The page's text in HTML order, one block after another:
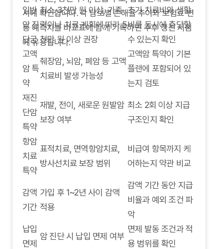
시에 확인합니다. 각 담보별 손해율 추이와 보험료 변
동 예측치를 비교표에 함께 기록하면 추후 갱신 시점
에 유용합니다.
일반
암 진
단금
최소 3천만 원 이상, 가족
력이나 치료 계획에 따라 5
천만 원 이상 권장
초기 치료비와 생활
비를 동시에 충당할
수 있는지 확인
고액
암 특
약
췌장암, 뇌암, 폐암 등 고액
치료비 발생 가능성
고액암 특약이 기본
플랜에 포함되어 있
는지 검토
재진
단암
특약
재발, 전이, 새로운 원발암
보장 여부
최소 2회 이상 지급
구조인지 확인
항암
치료
특약
표적치료, 면역항암치료,
방사선치료 보장 범위
비급여 항목까지 케
어하는지 약관 비교
감액
기간
가입 후 1~2년 사이 감액
적용
감액 기간 동안 지급
비율과 예외 조건 파
악
납입
면제
암 진단 시 납입 면제 여부
면제 발동 조건과 적
용 범위를 확인